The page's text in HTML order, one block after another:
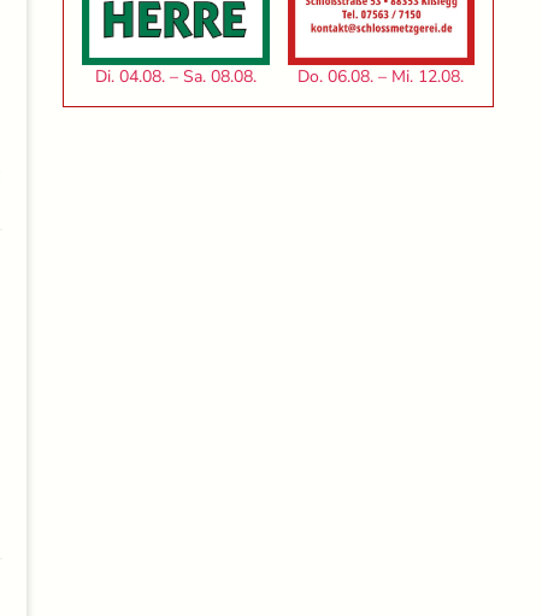
Di. 04.08. – Sa. 08.08. Do. 06.08. – Mi. 12.08.